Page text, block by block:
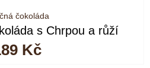
čokoláda
s Chrpou a růží
Kč